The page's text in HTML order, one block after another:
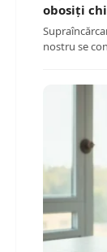
obosiți
nostru se